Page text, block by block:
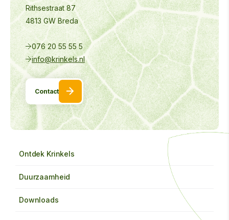
Rithsestraat 87
4813 GW Breda
076 20 55 55 5
info@krinkels.nl
Contact
Ontdek Krinkels
Duurzaamheid
Downloads